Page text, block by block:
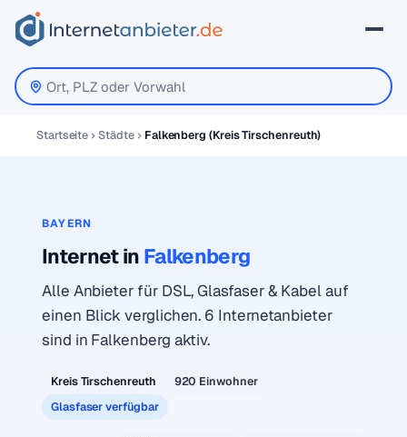
Startseite Städte Falkenberg (Kreis Tirschenreuth)
BAYERN
Internet in Falkenberg
Alle Anbieter für DSL, Glasfaser & Kabel auf
einen Blick verglichen. 6 Internetanbieter
sind in Falkenberg aktiv.
Kreis Tirschenreuth
920 Einwohner
Glasfaser verfügbar